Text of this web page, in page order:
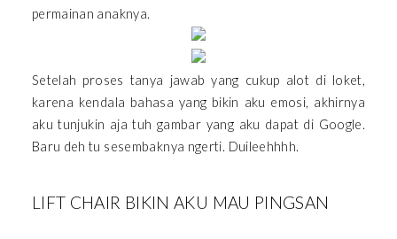
permainan anaknya.
Setelah proses tanya jawab yang cukup alot di loket,
karena kendala bahasa yang bikin aku emosi, akhirnya
aku tunjukin aja tuh gambar yang aku dapat di Google.
Baru deh tu sesembaknya ngerti. Duileehhhh.
LIFT CHAIR BIKIN AKU MAU PINGSAN